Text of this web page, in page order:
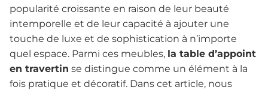
popularité croissante en raison de leur beauté
intemporelle et de leur capacité à ajouter une
touche de luxe et de sophistication à n’importe
quel espace. Parmi ces meubles, la table d’appoint
en travertin se distingue comme un élément à la
fois pratique et décoratif. Dans cet article, nous